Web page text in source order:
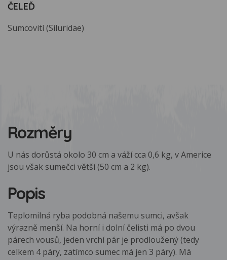
ČELEĎ
Sumcovití (Siluridae)
Rozměry
U nás dorůstá okolo 30 cm a váží cca 0,6 kg, v Americe
jsou však sumečci větší (50 cm a 2 kg).
Popis
Teplomilná ryba podobná našemu sumci, avšak
výrazně menší. Na horní i dolní čelisti má po dvou
párech vousů, jeden vrchí pár je prodloužený (tedy
celkem 4 páry, zatímco sumec má jen 3 páry). Má